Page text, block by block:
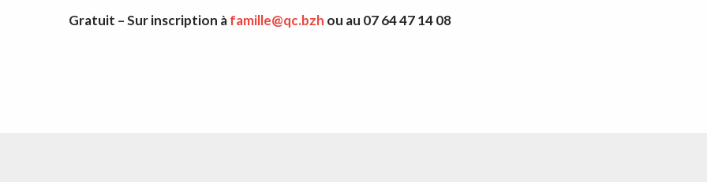
Gratuit – Sur inscription àfamille@qc.bzh ou au 07 64 47 14 08